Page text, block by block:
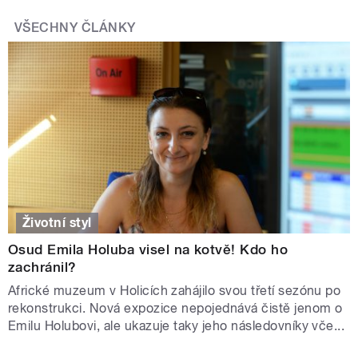
VŠECHNY ČLÁNKY
Životní styl
Osud Emila Holuba visel na kotvě! Kdo ho
zachránil?
Africké muzeum v Holicích zahájilo svou třetí sezónu po
rekonstrukci. Nová expozice nepojednává čistě jenom o
Emilu Holubovi, ale ukazuje taky jeho následovníky vče...